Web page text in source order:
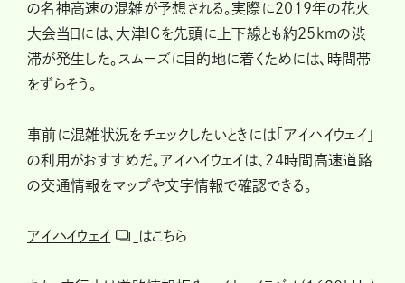
の名神高速の混雑が予想される。実際に2019年の花火
大会当日には、大津ICを先頭に上下線とも約25kmの渋
滞が発生した。スムーズに目的地に着くためには、時間帯
をずらそう。
事前に混雑状況をチェックしたいときには「アイハイウェイ」
の利用がおすすめだ。アイハイウェイは、24時間高速道路
の交通情報をマップや文字情報で確認できる。
アイハイウェイ はこちら